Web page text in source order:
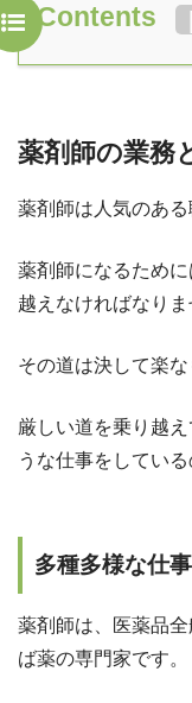
Contents
薬剤師の業務
薬剤師は人気のある
薬剤師になるため
越えなければなりま
その道は決して楽な
厳しい道を乗り越
うな仕事をしている
多種多様な仕事
薬剤師は、医薬品
ば薬の専門家です。